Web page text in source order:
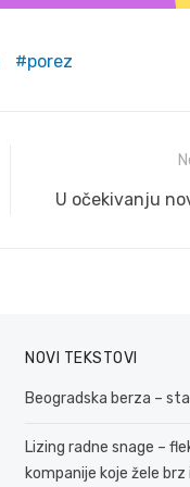
porez
Next
U očekivanju
NOVI TEKSTOVI
Beogradska berza –
Lizing radne snage –
kompanije koje žele